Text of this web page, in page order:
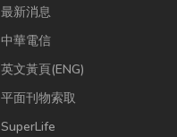
最新消息
中華電信
英文黃頁(ENG)
平面刊物索取
SuperLife